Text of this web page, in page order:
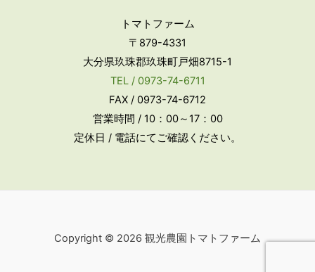
トマトファーム
〒879-4331
大分県玖珠郡玖珠町戸畑8715-1
TEL / 0973-74-6711
FAX / 0973-74-6712
営業時間 / 10：00～17：00
定休日 / 電話にてご確認ください。
Copyright © 2026 観光農園トマトファーム